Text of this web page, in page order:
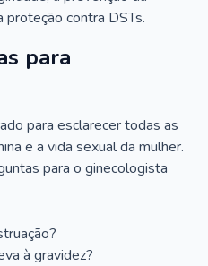
proteção contra DSTs.
para
para esclarecer todas as
e a vida sexual da mulher.
para o ginecologista
à gravidez?